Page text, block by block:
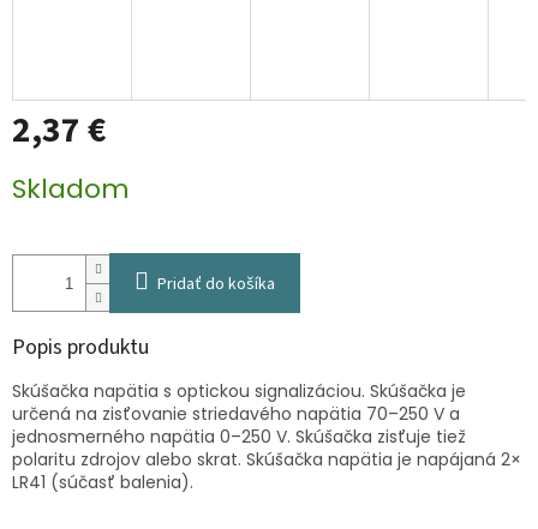
2,37 €
cena:
Skladom
Pridať do košíka
Popis produktu
Skúšačka napätia s optickou signalizáciou. Skúšačka je
určená na zisťovanie striedavého napätia 70–250 V a
jednosmerného napätia 0–250 V. Skúšačka zisťuje tiež
polaritu zdrojov alebo skrat. Skúšačka napätia je napájaná 2×
LR41 (súčasť balenia).